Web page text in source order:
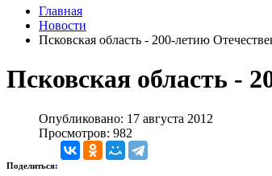
Главная
Новости
Псковская область - 200-летию
Псковская область -
Опубликовано: 17 августа 2012
Просмотров: 982
Поделиться: